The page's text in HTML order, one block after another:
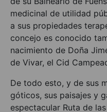
medicinal de utilidad
a sus propiedades
concejo es conocido
nacimiento de Doña
de Vivar, el Cid
De todo esto, y de sus
góticos, sus paisajes y
espectacular Ruta de